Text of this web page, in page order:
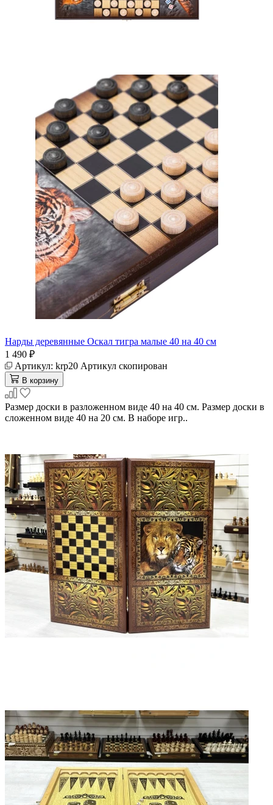
Нарды деревянные Оскал тигра малые 40 на 40 см
1 490 ₽
Артикул: krp20 Артикул скопирован
В корзину
Размер доски в разложенном виде 40 на 40 см. Размер доски в
сложенном виде 40 на 20 см. В наборе игр..